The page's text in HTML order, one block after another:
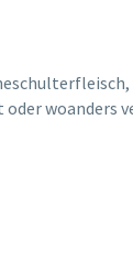
woanders